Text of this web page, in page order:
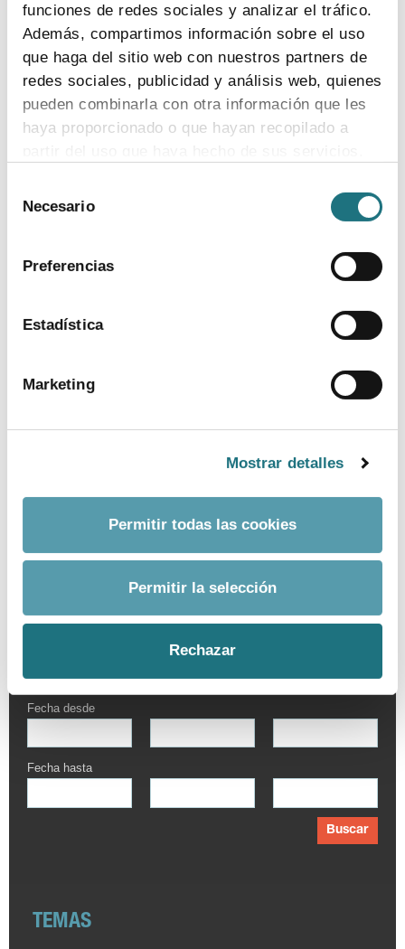
funciones de redes sociales y analizar el tráfico.
Además, compartimos información sobre el uso
que haga del sitio web con nuestros partners de
redes sociales, publicidad y análisis web, quienes
pueden combinarla con otra información que les
haya proporcionado o que hayan recopilado a
Para más información puede acceder a nuestra
Necesario
Preferencias
Estadística
Marketing
Mostrar detalles
Permitir todas las cookies
Permitir la selección
Rechazar
Semergen, porque“las sociedades científicas son
un eslabón fundamental en el ámbito del
conocimiento de los profesionales sanitarios que
requiere actualización. Trasladar criterios de ética,
honestidad y transparencia, como hace este
posicionamiento, es un elemento muy positivo”.
Correo Electrónico:
prensa@farmaindustria.es
https://www.farmaindustria.es/web/prensa/
BUSCADOR AVANZADO
Fecha desde
Fecha hasta
Buscar
TEMAS